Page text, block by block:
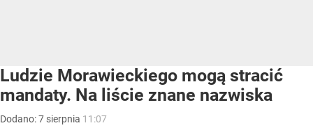
Ludzie Morawieckiego mogą stracić
mandaty. Na liście znane nazwiska
Dodano:7 sierpnia 11:07